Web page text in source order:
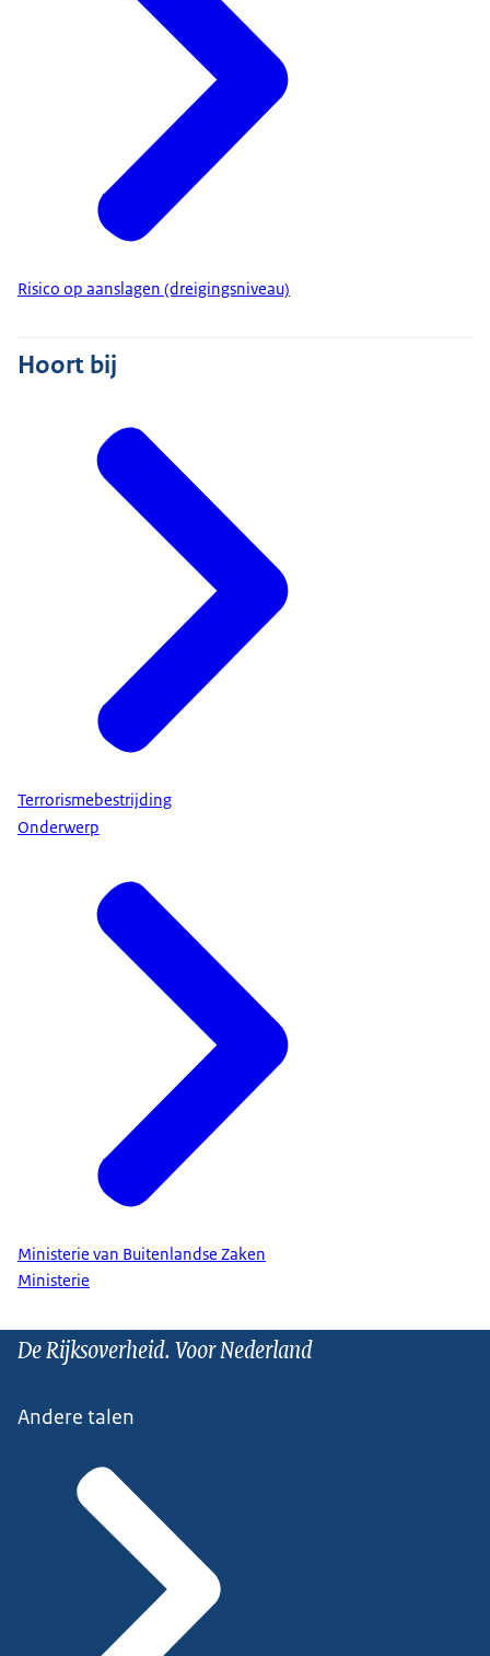
Risico op aanslagen (dreigingsniveau)
Hoort bij
Terrorismebestrijding
Onderwerp
Ministerie van Buitenlandse Zaken
Ministerie
De Rijksoverheid. Voor Nederland
Andere talen